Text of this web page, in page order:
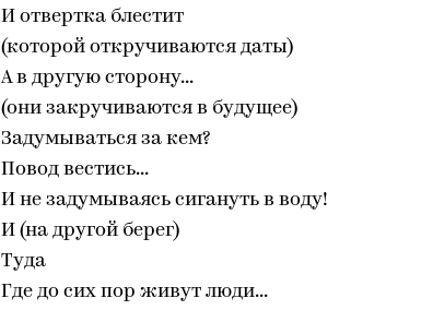
И отвертка блестит
(которой откручиваются даты)
А в другую сторону...
(они закручиваются в будущее)
Задумываться за кем?
Повод вестись...
И не задумываясь сигануть в воду!
И (на другой берег)
Туда
Где до сих пор живут люди...